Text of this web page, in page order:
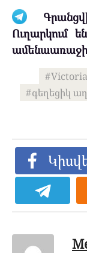
Ուղարկում
գեղեցիկ